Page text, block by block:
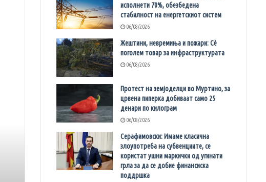
исполнети 70%, обезбедена
стабилност на енергетскиот систем
06/08/2026
Жештини, невремиња и пожари: Сè
поголем товар за инфраструктурата
06/08/2026
Протест на земјоделци во Муртино, за
црвена пиперка добиваат само 25
денари по килограм
06/08/2026
Серафимовски: Имаме класична
злоупотреба на субвенциите, се
користат ушни маркички од угинати
грла за да се добие финансиска
поддршка